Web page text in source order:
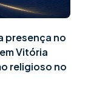
presença no
Vitória
religioso no